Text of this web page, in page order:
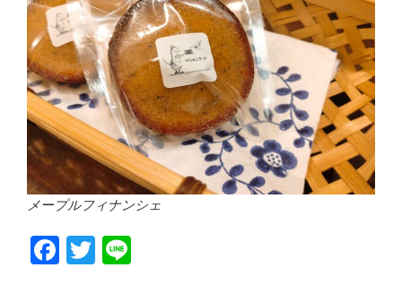
メープルフィナンシェ
F
T